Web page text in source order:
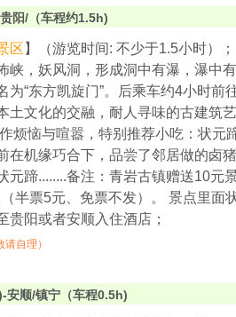
阳/（车程约1.5h)
区 】（游览时间: 不少于1.5小时）
峡，妖风洞，形成洞中有瀑，瀑中
“东方凯旋门”。后乘车约4小时前
土文化的交融，耐人寻味的古建筑
烦恼与喧嚣，特别推荐小吃：状元
在机缘巧合下，品尝了邻居做的卤
元蹄........备注：青岩古镇赠送10元
半票5元、免票不发）。 景点里面
贵阳或者安顺入住酒店；
自理）
安顺/镇宁（车程0.5h)